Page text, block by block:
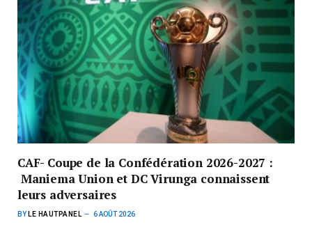
CAF- Coupe de la Confédération 2026-2027 :
Maniema Union et DC Virunga connaissent
leurs adversaires
BY LE HAUTPANEL 6 AOÛT 2026